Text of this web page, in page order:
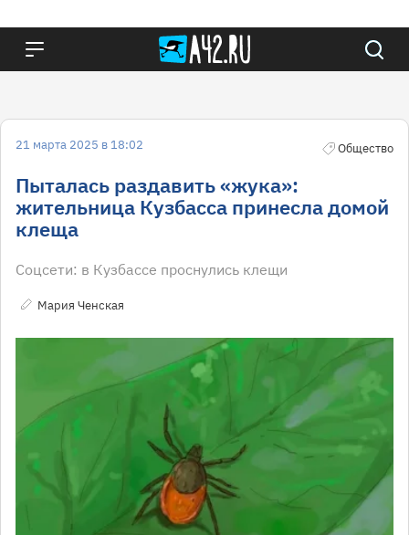
21 марта 2025 в 18:02 Общество
Пыталась раздавить «жука»:
жительница Кузбасса принесла домой
клеща
Соцсети: в Кузбассе проснулись клещи
Мария Ченская